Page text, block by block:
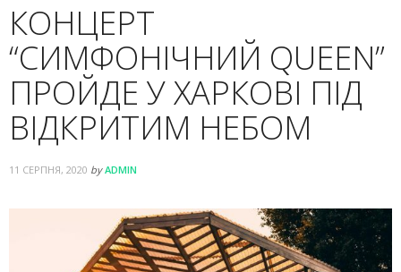
КОНЦЕРТ
“СИМФОНІЧНИЙ QUEEN”
ПРОЙДЕ У ХАРКОВІ ПІД
ВІДКРИТИМ НЕБОМ
11 СЕРПНЯ, 2020 by ADMIN